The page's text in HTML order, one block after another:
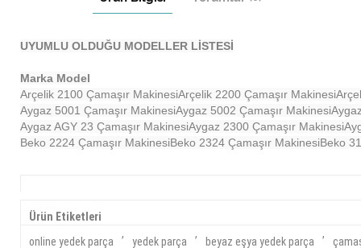
UYUMLU OLDUĞU MODELLER LİSTESİ
Marka Model
Arçelik 2100 Çamaşır MakinesiArçelik 2200 Çamaşır Makinesi
Aygaz 5001 Çamaşır MakinesiAygaz 5002 Çamaşır Makinesi
Aygaz AGY 23 Çamaşır MakinesiAygaz 2300 Çamaşır Makinesi
Beko 2224 Çamaşır MakinesiBeko 2324 Çamaşır MakinesiBeko
Ürün Etiketleri
online yedek parça
,
yedek parça
,
beyaz eşya yedek parça
,